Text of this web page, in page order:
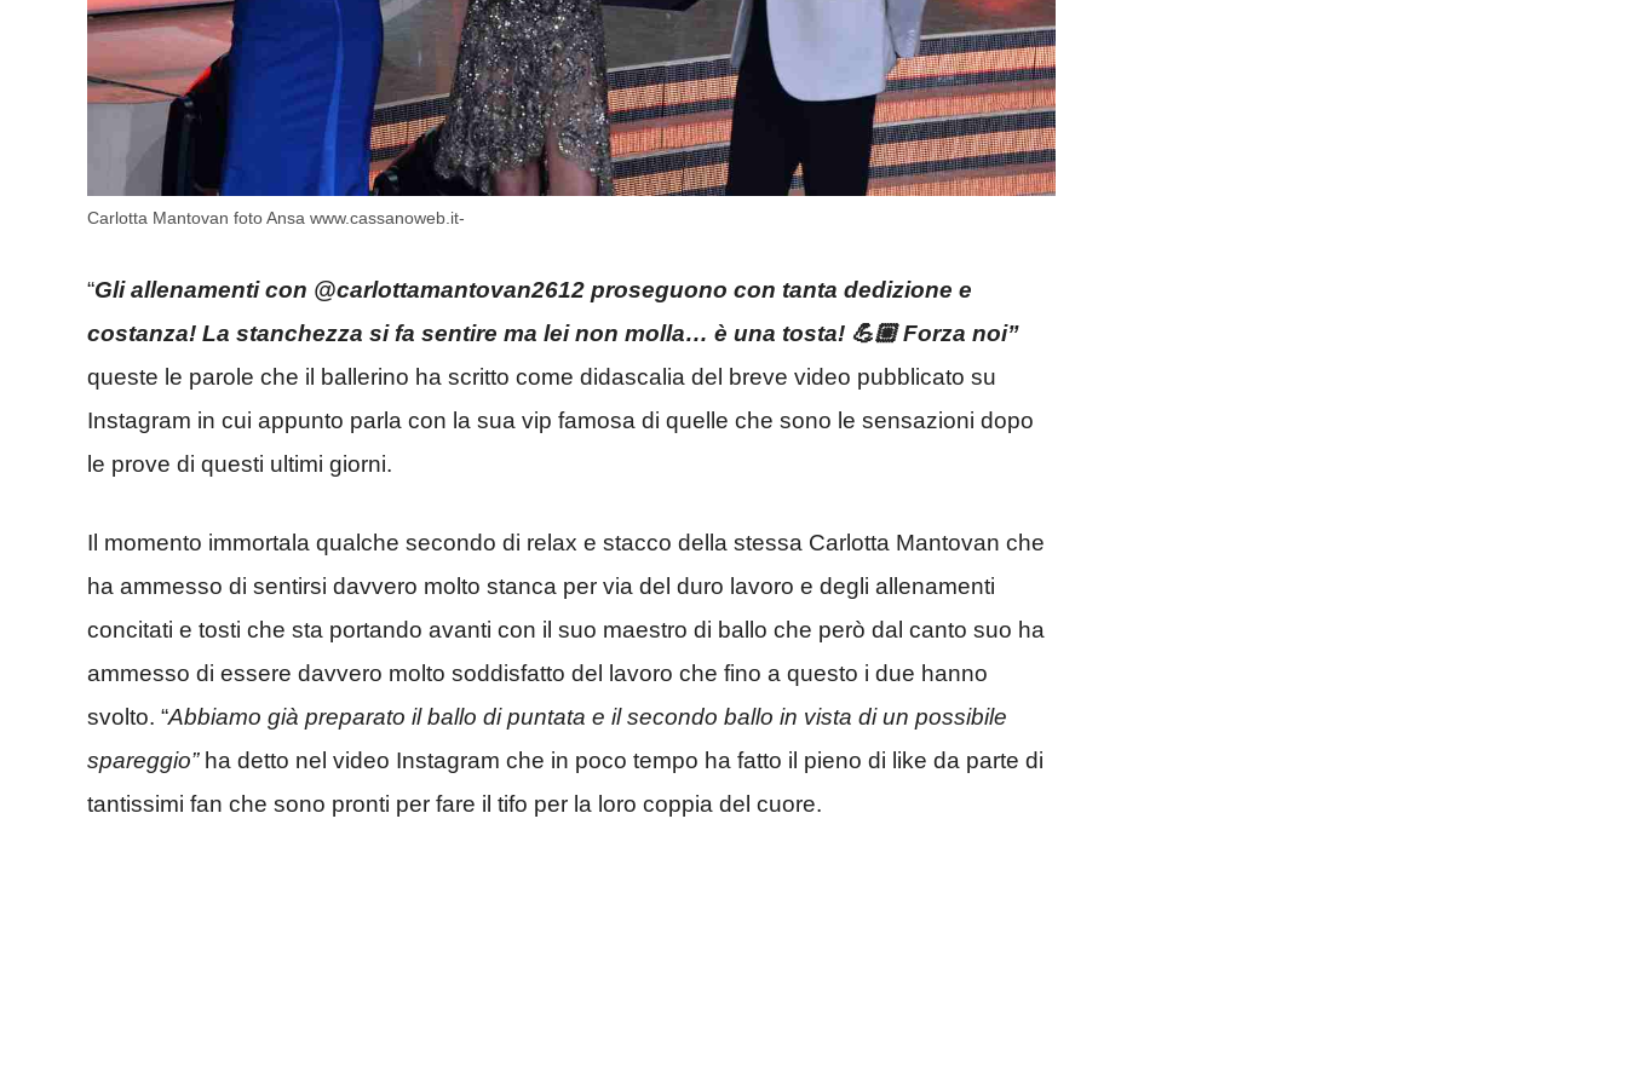
Carlotta Mantovan foto Ansa www.cassanoweb.it-
“Gli allenamenti con @carlottamantovan2612 proseguono con tanta dedizione e
costanza! La stanchezza si fa sentire ma lei non molla… è una tosta! 💪🏼 Forza noi”
queste le parole che il ballerino ha scritto come didascalia del breve video pubblicato su
Instagram in cui appunto parla con la sua vip famosa di quelle che sono le sensazioni dopo
le prove di questi ultimi giorni.
Il momento immortala qualche secondo di relax e stacco della stessa Carlotta Mantovan che
ha ammesso di sentirsi davvero molto stanca per via del duro lavoro e degli allenamenti
concitati e tosti che sta portando avanti con il suo maestro di ballo che però dal canto suo ha
ammesso di essere davvero molto soddisfatto del lavoro che fino a questo i due hanno
svolto. “Abbiamo già preparato il ballo di puntata e il secondo ballo in vista di un possibile
spareggio”ha detto nel video Instagram che in poco tempo ha fatto il pieno di like da parte di
tantissimi fan che sono pronti per fare il tifo per la loro coppia del cuore.